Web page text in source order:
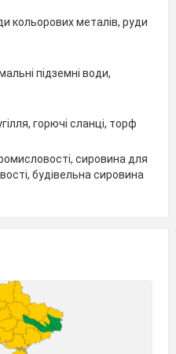
кольорових металів, руди
підземні води,
горючі сланці, торф
сировина для
будівельна сировина